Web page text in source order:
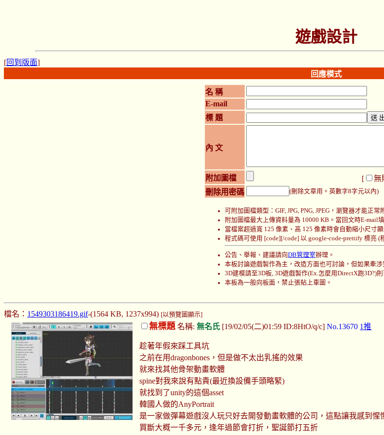
遊戲設計
[回到版面]
回應模式
名 稱
E-mail
標 題
內 文
附加圖檔 [ 無
刪除用密碼
(刪除文章用。英數字8字元以內)
可附加圖檔類型：GIF, JPG, PNG, JPEG，瀏覽器才能正常
附加圖檔最大上傳資料量為 10000 KB。當回文時E-mail
當檔案超過寬 125 像素、高 125 像素時會自動縮小尺寸
程式碼可使用 [code][/code] 以 google-code-prettify 標亮 (
公告、舉報、建議請向DB管理室辦理。
本板討論遊戲製作為主，改造方面也可討論，但如果牽涉
3D建模請至3D板, 3D遊戲製作(Ex.怎麼用DirectX跑3D?)則
本板為一般向板面，禁止張貼上車圖。
檔名： 1549303186419.gif-(1564 KB, 1237x994) [以預覽圖顯示]
無標題 名稱:無名氏 [19/02/05(二)01:59 ID:8HtO/q/c]No.13670 1推
趁著年假來踩工具坑
之前在用dragonbones，但是做不太出乳搖的效果
就來找其他骨架動畫軟體
spine對我來說有點貴(最近換設備手頭略緊)
就找到了unity的這個asset
韓國人做的AnyPortrait
是一家做彈幕遊戲沒人玩只好去開發動畫軟體的公司，這點讓我感到惺
買斷大概一千多元，逢年過節會打折，聖誕節打五折